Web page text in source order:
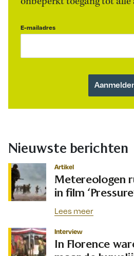
E-mailadres
Nieuwste berichten
Artikel
Metereologen
in film
Lees meer
Interview
In Florence